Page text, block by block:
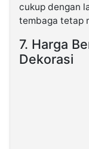
cukup dengan
tembaga tetap
7. Harga
Dekorasi